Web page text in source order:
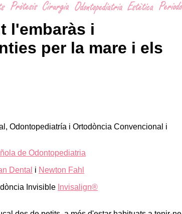
l'embaràs i
per la mare i els
Odontopediatría i Ortodòncia Convencional i
de Odontopediatria
Dental i Newton Fahl
Invisible Invisalign®